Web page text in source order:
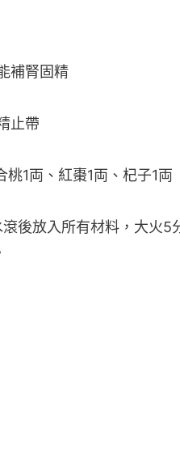
補腎固精
止帶
1両、紅棗1両、杞子1両
後放入所有材料，大火5